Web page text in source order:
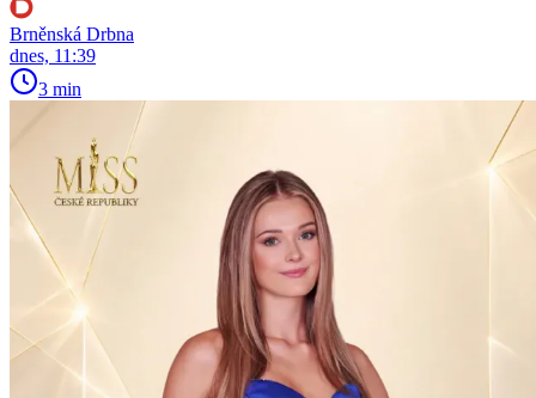
Brněnská Drbna
dnes, 11:39
3 min